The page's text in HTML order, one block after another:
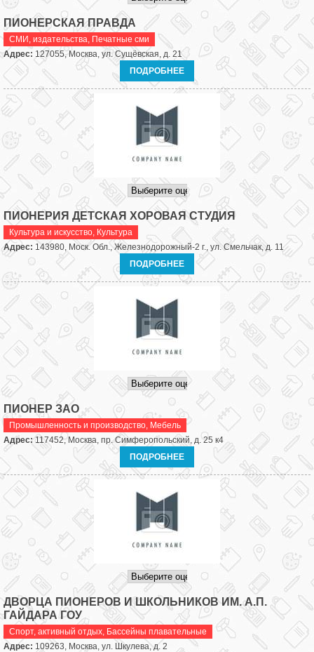
ПИОНЕРСКАЯ ПРАВДА
СМИ, издательства, Печатные сми
Адрес: 127055, Москва, ул. Сущёвская, д. 21
ПОДРОБНЕЕ
ПИОНЕРИЯ ДЕТСКАЯ ХОРОВАЯ СТУДИЯ
Культура и искусство, Культура
Адрес: 143980, Моск. Обл., Железнодорожный-2 г., ул. Смельчак, д. 11
ПОДРОБНЕЕ
ПИОНЕР ЗАО
Промышленность и производство, Мебель
Адрес:117452, Москва, пр. Симферопольский, д. 25 к4
ПОДРОБНЕЕ
ДВОРЦА ПИОНЕРОВ И ШКОЛЬНИКОВ ИМ. А.П.
ГАЙДАРА ГОУ
Спорт, активный отдых, Бассейны плавательные
Адрес: 109263, Москва, ул. Шкулева, д. 2